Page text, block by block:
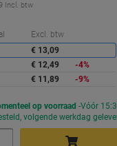
Incl. btw
Excl. btw
€ 13,09
€ 12,49
-4%
€ 11,89 -9%
op voorraad Vóór
volgende werkdag